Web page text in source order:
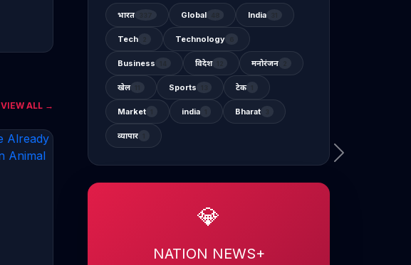
VIEW ALL →
भारत Global India
Tech Technology
Business विदेश मनोरंजन
खेल Sports टेक
Market india Bharat
व्यापार
💎
NATION NEWS+